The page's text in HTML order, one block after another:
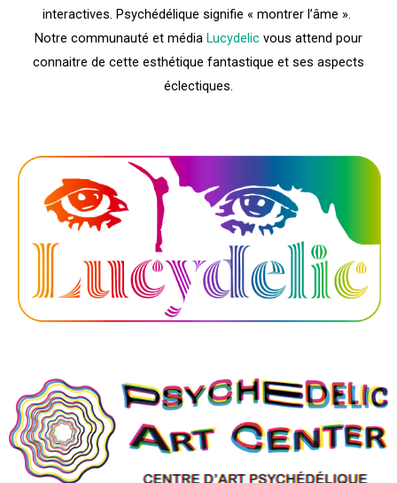
interactives. Psychédélique signifie « montrer l’âme ».
Notre communauté et média Lucydelic vous attend pour
connaitre de cette esthétique fantastique et ses aspects
éclectiques.